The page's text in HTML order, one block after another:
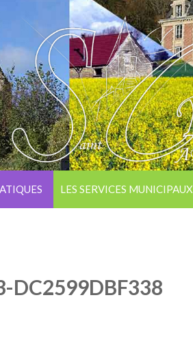
LES SERVICES MUNICIPAUX
DC2599DBF338